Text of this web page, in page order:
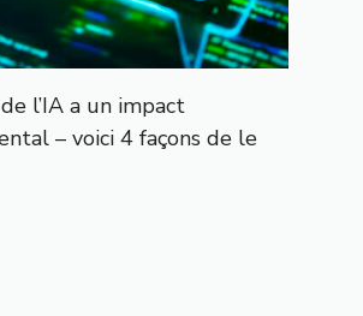
l’IA a un impact
– voici 4 façons de le